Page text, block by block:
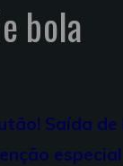
bola
Saída